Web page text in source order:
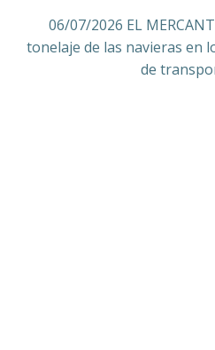
06/07/2026 EL
tonelaje de las navieras en
de